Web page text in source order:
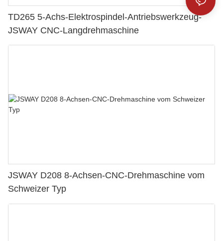
TD265 5-Achs-Elektrospindel-Antriebswerkzeug-
JSWAY CNC-Langdrehmaschine
JSWAY D208 8-Achsen-CNC-Drehmaschine vom
Schweizer Typ